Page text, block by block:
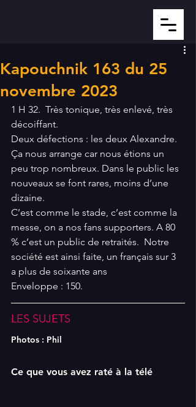
Kapouchnik 163 du 25
novembre 2023
1 H 32.  Très tonique, très enlevé, très
décoiffant.
Deux défections : les deux Alexandre.
Ça nous arrange car nous étions un
peu trop nombreux. Dans le public les
nouveaux se font rares, moins d’une
dizaine.
C’est comme le stade, c’est comme la
messe, on a nos fans supporters. A 80
% c’est un public de retraités.  Notre
société est ainsi faite, un français sur 3
a plus de soixante ans
Enveloppe : 150.
LES SUJETS
Photos : Phil
Ce que vous avez raté à la télé